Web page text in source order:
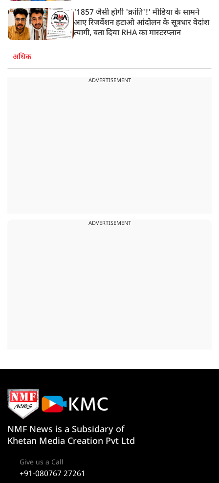
'1857 जैसी होगी 'क्रांति'!' मीडिया के सामने
आए रिजर्वेशन हटाओ आंदोलन के सूत्रधार वेदांश
त्यागी, बता दिया RHA का मास्टरप्लान
अधिक
ADVERTISEMENT
ADVERTISEMENT
NMF News is a Subsidary of
Khetan Media Creation Pvt Ltd
Give us a Call
+91-080767 27261